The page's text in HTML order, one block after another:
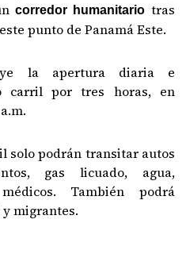
corredor humanitario tras
punto de Panamá Este.
la apertura diaria e
carril por tres horas, en
solo podrán transitar autos
gas licuado, agua,
También podrá
migrantes.